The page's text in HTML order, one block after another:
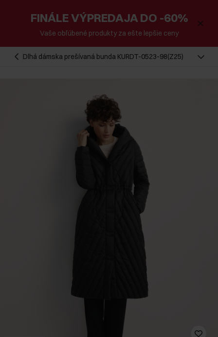
FINÁLE VÝPREDAJA DO -60%
Vaše obľúbené produkty za ešte lepšie ceny
Dlhá dámska prešívaná bunda KURDT-0523-98(Z25)